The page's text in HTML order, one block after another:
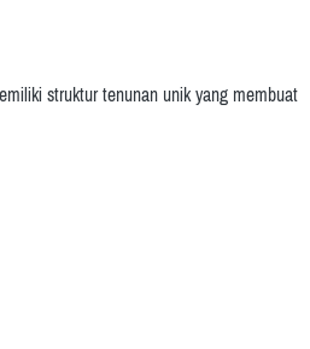
struktur tenunan unik yang membuat